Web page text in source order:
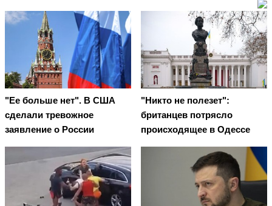
"Ее больше нет". В США
сделали тревожное
заявление о России
"Никто не полезет":
британцев потрясло
происходящее в Одессе